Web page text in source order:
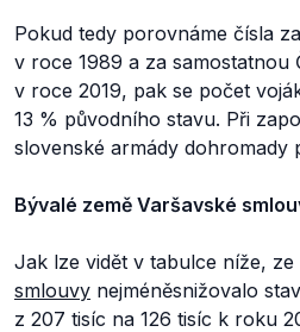
Pokud tedy porovnáme čísla
v roce 1989 a za samostatnou
v roce 2019, pak se počet
13 % původního stavu. Při
slovenské armády dohromady
Bývalé země Varšavské
Jak lze vidět v tabulce níže, ze
smlouvy nejméněsnižovalo
z 207 tisíc na 126 tisíc k roku